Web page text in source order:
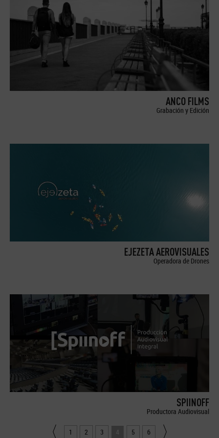
ANCO FILMS
Grabación y Edición
EJEZETA AEROVISUALES
Operadora de Drones
SPIINOFF
Productora Audiovisual
1 2 3 4 5 6